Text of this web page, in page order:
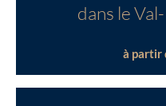
dans le
à partir